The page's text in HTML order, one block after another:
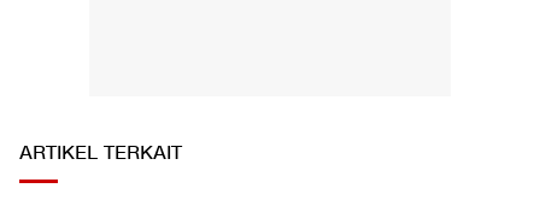
ARTIKEL TERKAIT